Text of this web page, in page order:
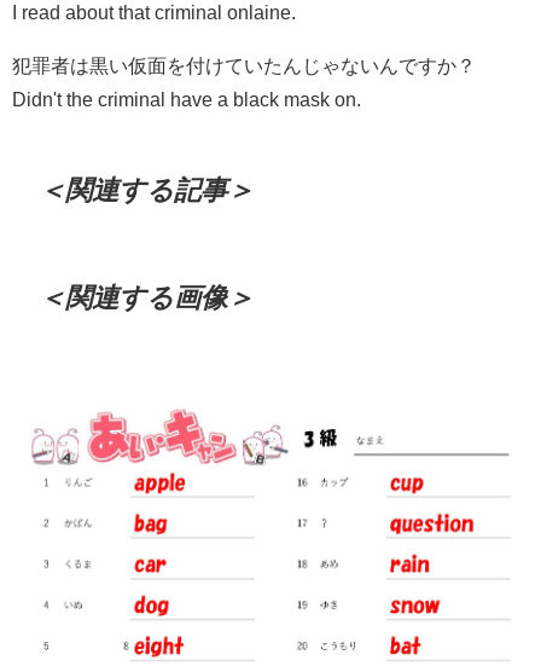
I read about that criminal onlaine.
犯罪者は黒い仮面を付けていたんじゃないんですか？
Didn't the criminal have a black mask on.
＜関連する記事＞
＜関連する画像＞